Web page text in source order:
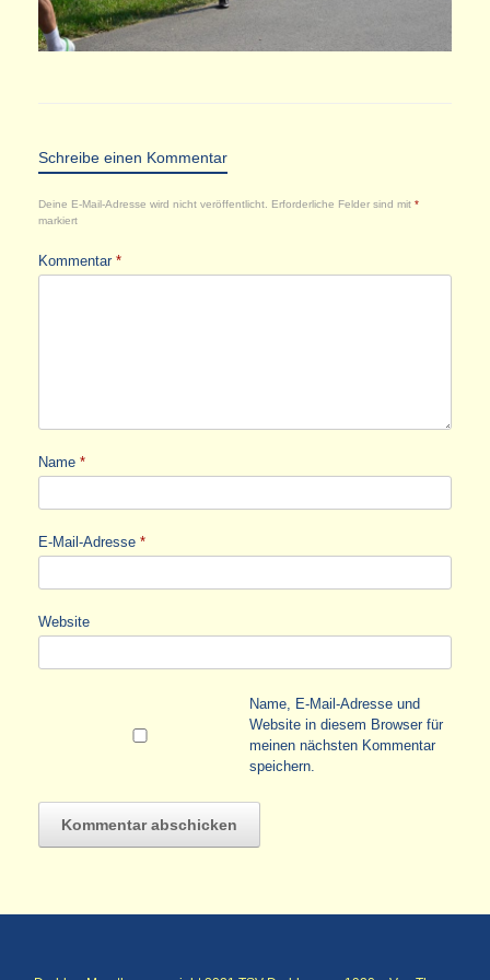
Schreibe einen Kommentar
Deine E-Mail-Adresse wird nicht veröffentlicht. Erforderliche Felder sind mit *
markiert
Kommentar *
Name *
E-Mail-Adresse *
Website
Name, E-Mail-Adresse und
Website in diesem Browser für
meinen nächsten Kommentar
speichern.